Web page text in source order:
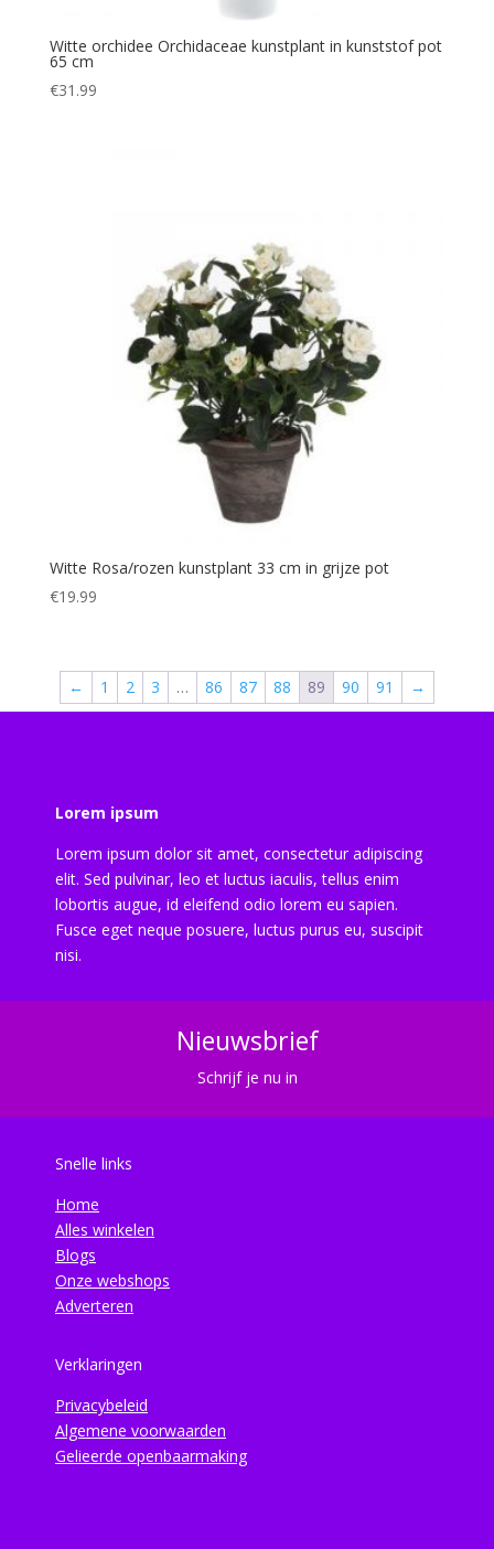
Witte orchidee Orchidaceae kunstplant in kunststof pot
65 cm
€31.99
Witte Rosa/rozen kunstplant 33 cm in grijze pot
€19.99
← 1 2 3 … 86 87 88 89 90 91 →
Lorem ipsum
Lorem ipsum dolor sit amet, consectetur adipiscing
elit. Sed pulvinar, leo et luctus iaculis, tellus enim
lobortis augue, id eleifend odio lorem eu sapien.
Fusce eget neque posuere, luctus purus eu, suscipit
nisi.
Nieuwsbrief
Schrijf je nu in
Snelle links
Home
Alles winkelen
Blogs
Onze webshops
Adverteren
Verklaringen
Privacybeleid
Algemene voorwaarden
Gelieerde openbaarmaking